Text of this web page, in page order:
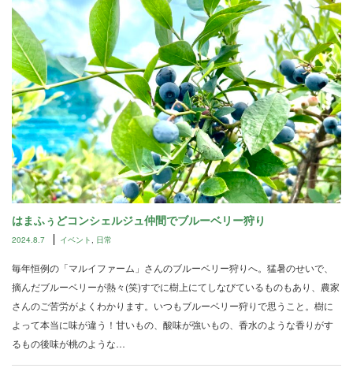
はまふぅどコンシェルジュ仲間でブルーベリー狩り
2024.8.7 イベント 日常
毎年恒例の「マルイファーム」さんのブルーベリー狩りへ。猛暑のせいで、
摘んだブルーベリーが熱々(笑)すでに樹上にてしなびているものもあり、農家
さんのご苦労がよくわかります。いつもブルーベリー狩りで思うこと。樹に
よって本当に味が違う！甘いもの、酸味が強いもの、香水のような香りがす
るもの後味が桃のような…